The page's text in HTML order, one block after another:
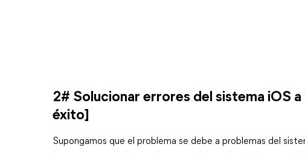
2# Solucionar errores del sistema iOS
éxito]
Supongamos que el problema se debe a problemas del